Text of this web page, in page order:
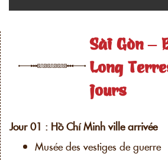
Sài Gòn –
Long
jours
Jour 01 : Hồ Chí Minh ville arrivée
Musée des vestiges de guerre